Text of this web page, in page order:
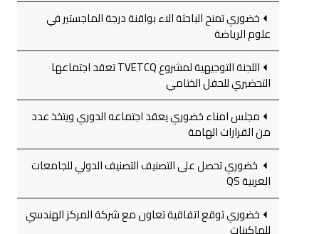
خضوري تمنح الباحثة الاء بواقنة درجة الماجستير في
علوم الرياضة
اللجنة التوجيهية لمشروع TVETCQ تعقد اجتماعها
التحضيري للحفل الختامي
مجلس امناء خضوري يعقد اجتماعه الدوري ويتخذ عدد
من القرارات الهامة
خضوري تحصل على التصنيف التصنيف الدولي للجامعات
العربية QS
خضوري توقع اتفاقية تعاون مع شركة المركز الهندسي